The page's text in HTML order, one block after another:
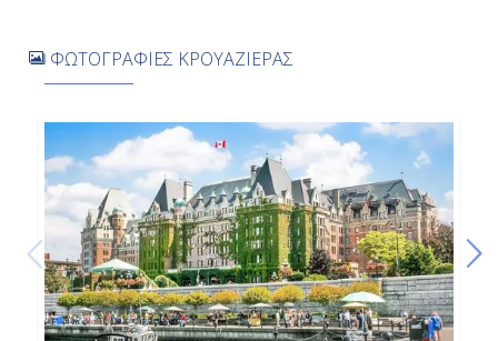
Αποβίβαση
-
ΦΩΤΟΓΡΑΦΙΕΣ ΚΡΟΥΑΖΙΕΡΑΣ